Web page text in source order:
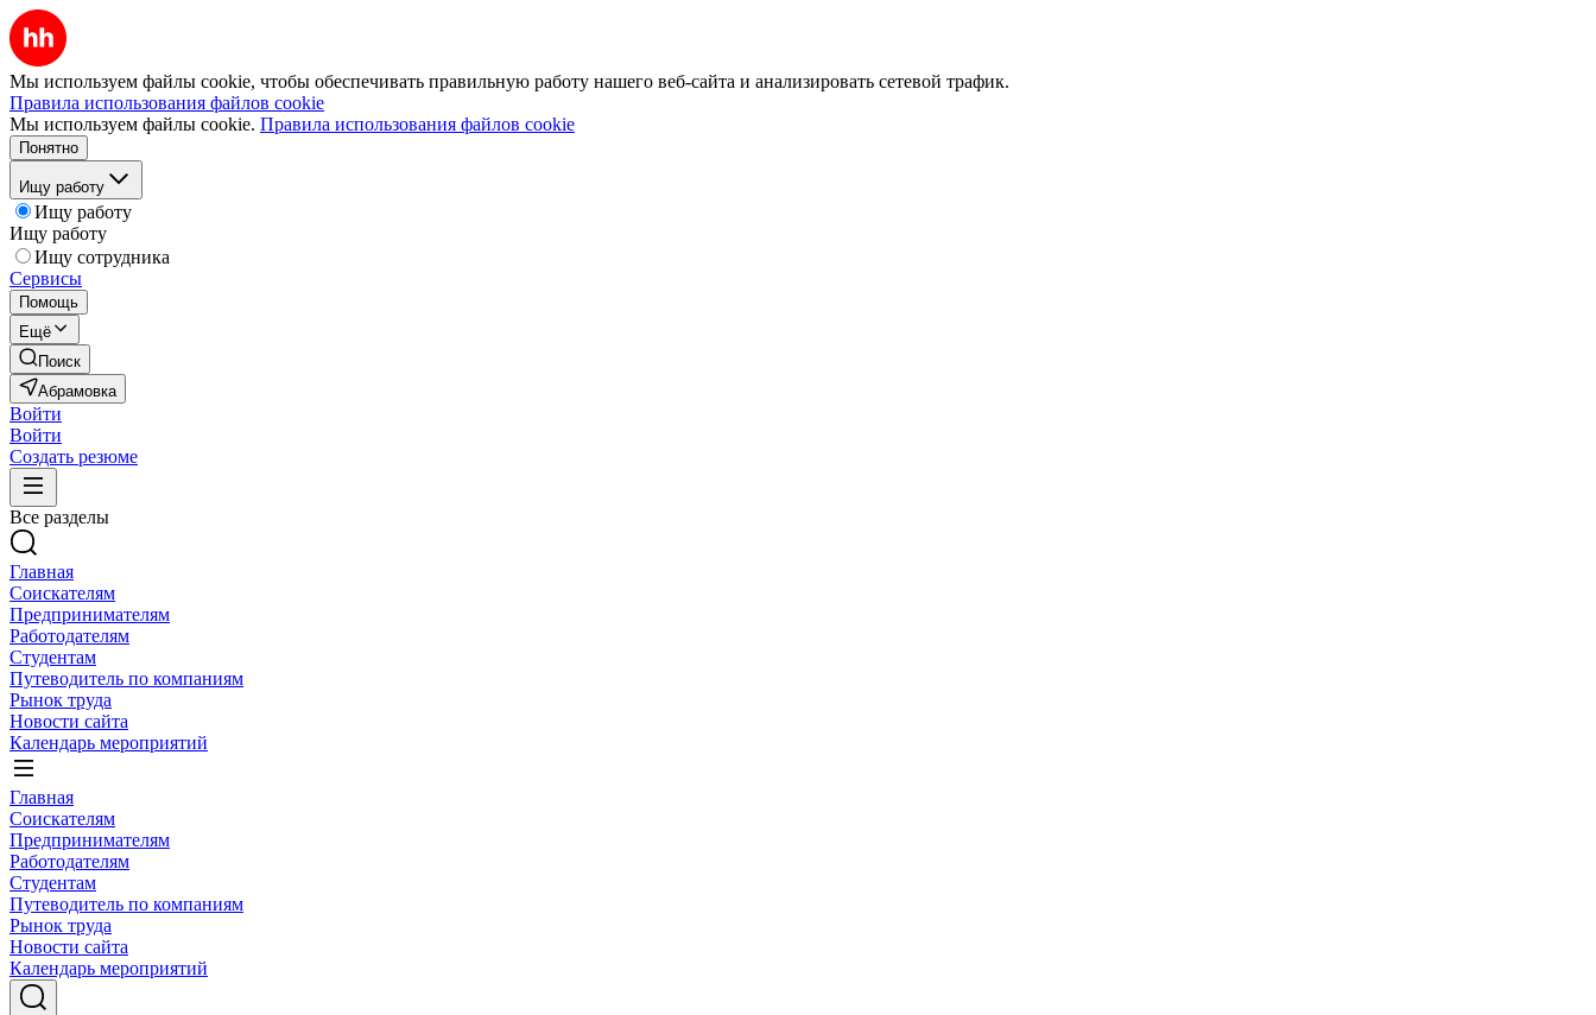
Мы используем файлы cookie, чтобы обеспечивать правильную работу нашего веб-сайта и анализировать сетевой трафик.
Правила использования файлов cookie
Мы используем файлы cookie. Правила использования файлов cookie
Понятно
Ищу работу
Ищу работу
Ищу работу
Ищу сотрудника
Сервисы
Помощь
Ещё
Поиск
Абрамовка
Войти
Войти
Создать резюме
Все разделы
Главная
Соискателям
Предпринимателям
Работодателям
Студентам
Путеводитель по компаниям
Рынок труда
Новости сайта
Календарь мероприятий
Главная
Соискателям
Предпринимателям
Работодателям
Студентам
Путеводитель по компаниям
Рынок труда
Новости сайта
Календарь мероприятий